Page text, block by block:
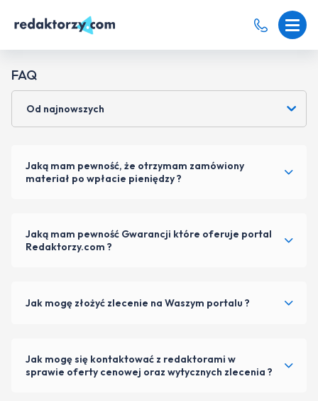
FAQ
Od najnowszych
Jaką mam pewność, że otrzymam zamówiony
materiał po wpłacie pieniędzy ?
Jaką mam pewność Gwarancji które oferuje portal
Redaktorzy.com ?
Jak mogę złożyć zlecenie na Waszym portalu ?
Jak mogę się kontaktować z redaktorami w
sprawie oferty cenowej oraz wytycznych zlecenia ?